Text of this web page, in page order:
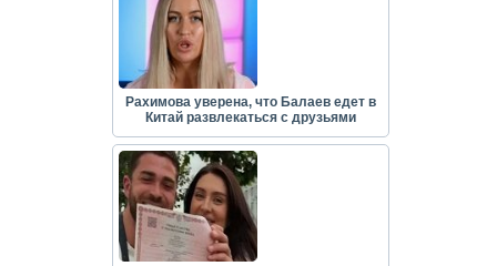
Рахимова уверена, что Балаев едет в
Китай развлекаться с друзьями